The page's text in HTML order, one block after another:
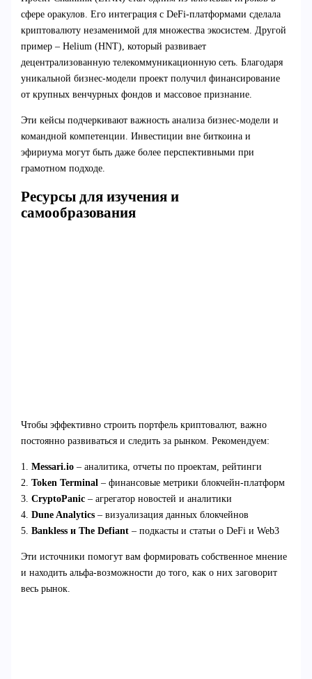
сфере оракулов. Его интеграция с DeFi-платформами сделала
криптовалюту незаменимой для множества экосистем. Другой
пример – Helium (HNT), который развивает
децентрализованную телекоммуникационную сеть. Благодаря
уникальной бизнес-модели проект получил финансирование
от крупных венчурных фондов и массовое признание.
Эти кейсы подчеркивают важность анализа бизнес-модели и
командной компетенции. Инвестиции вне биткоина и
эфириума могут быть даже более перспективными при
грамотном подходе.
Ресурсы для изучения и
самообразования
Чтобы эффективно строить портфель криптовалют, важно
постоянно развиваться и следить за рынком. Рекомендуем:
1. Messari.io– аналитика, отчеты по проектам, рейтинги
2. Token Terminal– финансовые метрики блокчейн-платформ
3. CryptoPanic– агрегатор новостей и аналитики
4. Dune Analytics– визуализация данных блокчейнов
5. Bankless и The Defiant– подкасты и статьи о DeFi и Web3
Эти источники помогут вам формировать собственное мнение
и находить альфа-возможности до того, как о них заговорит
весь рынок.